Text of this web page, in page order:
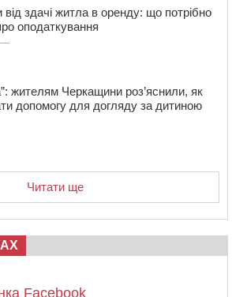
здачі житла в оренду: що потрібно
оподаткування
жителям Черкащини роз’яснили, як
допомогу для догляду за дитиною
Читати ще
Facebook